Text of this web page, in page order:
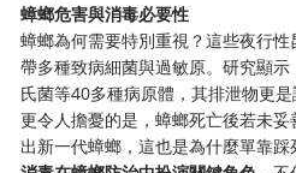
蟑螂危害與消毒必要性
蟑螂為何需要特別重視？這些夜行
帶多種致病細菌與過敏原。研究顯
氏菌等40多種病原體，其排泄物更是
更令人擔憂的是，蟑螂死亡後若未
出新一代蟑螂，這也是為什麼單靠踩